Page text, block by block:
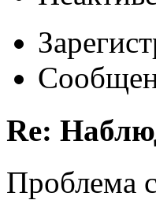
Re:
Проблема